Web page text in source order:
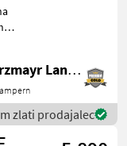
Schwarzmayr Landtechnik GmbH - Gampern
zlati prodajalec